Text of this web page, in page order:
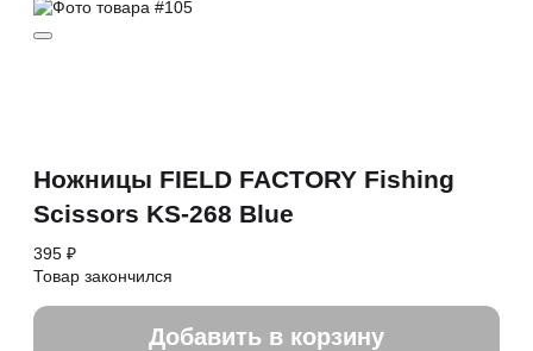
Ножницы FIELD FACTORY Fishing
Scissors KS-268 Blue
395 ₽
Товар закончился
Добавить в корзину